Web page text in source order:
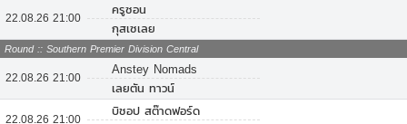
22.08.26 21:00
ครูซอน
กุสเซเลย
Round :: Southern Premier Division Central
22.08.26 21:00
Anstey Nomads
เลยตัน ทาวน์
22.08.26 21:00
บิชอป สต๊าดฟอร์ด